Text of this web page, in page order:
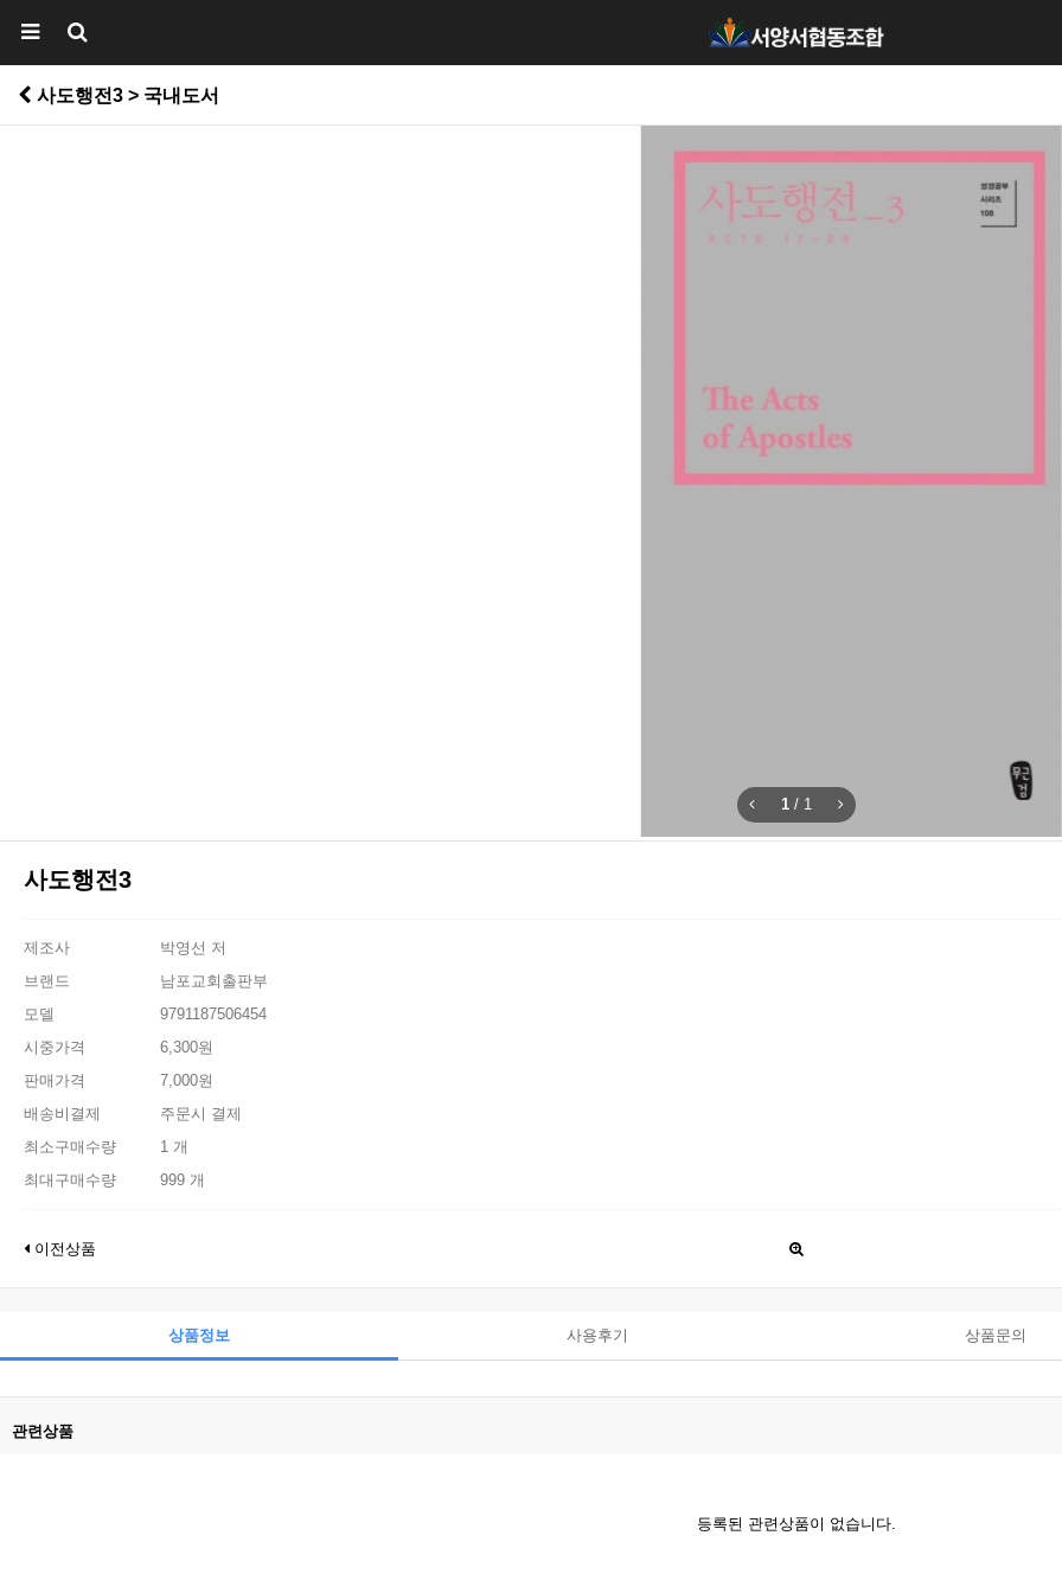
사도행전3 > 국내도서
1 / 1
사도행전3
제조사
박영선 저
브랜드
남포교회출판부
모델
9791187506454
시중가격
6,300원
판매가격
7,000원
배송비결제
주문시 결제
최소구매수량
1 개
최대구매수량
999 개
이전상품
상품정보 사용후기 상품문의
관련상품
등록된 관련상품이 없습니다.